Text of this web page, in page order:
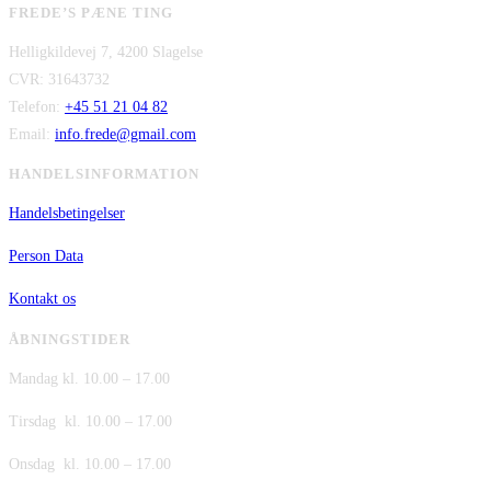
FREDE’S PÆNE TING
Helligkildevej 7, 4200 Slagelse
CVR: 31643732
Telefon: +45 51 21 04 82
Email: info.frede@gmail.com
HANDELSINFORMATION
Handelsbetingelser
Person Data
Kontakt os
ÅBNINGSTIDER
Mandag kl. 10.00 – 17.00
Tirsdag kl. 10.00 – 17.00
Onsdag kl. 10.00 – 17.00